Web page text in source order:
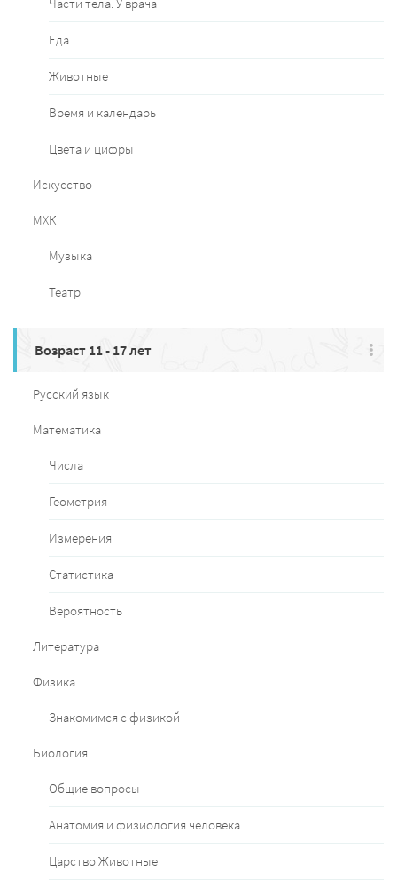
Еда
Животные
Время и календарь
Цвета и цифры
Искусство
МХК
Музыка
Театр
Возраст 11 - 17 лет
Русский язык
Математика
Числа
Геометрия
Измерения
Статистика
Вероятность
Литература
Физика
Знакомимся с физикой
Биология
Общие вопросы
Анатомия и физиология человека
Царство Животные